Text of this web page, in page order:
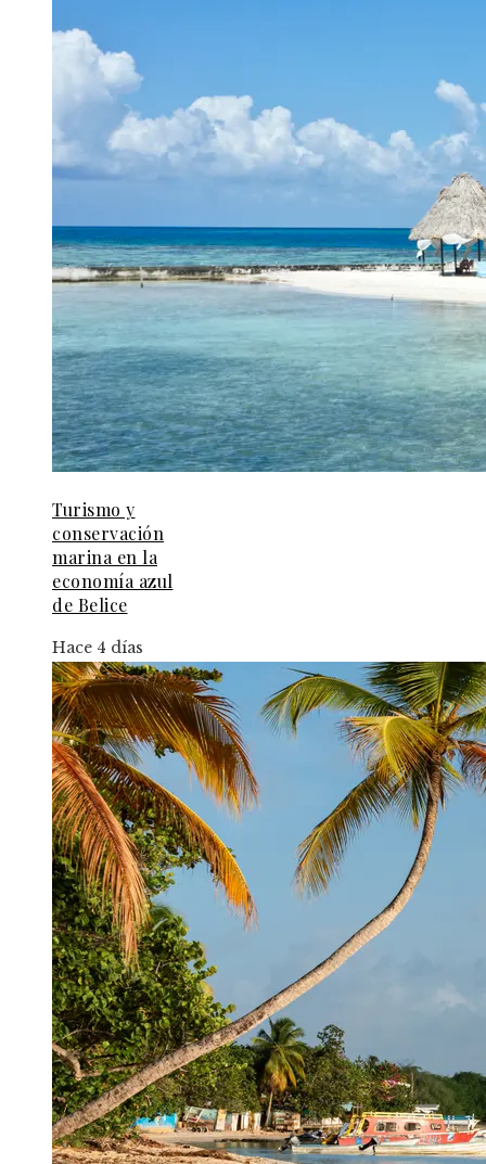
Turismo y
conservación
marina en la
economía azul
de Belice
Hace 4 días